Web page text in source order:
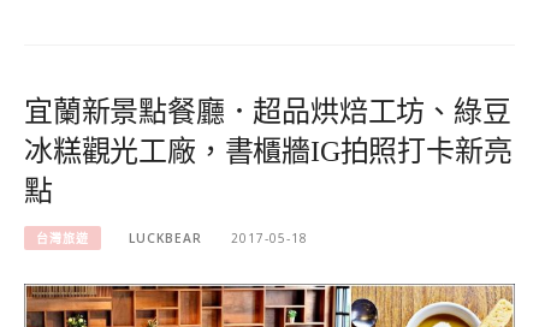
宜蘭新景點餐廳．超品烘焙工坊、綠豆
冰糕觀光工廠，書櫃牆IG拍照打卡新亮
點
台灣旅遊 LUCKBEAR 2017-05-18